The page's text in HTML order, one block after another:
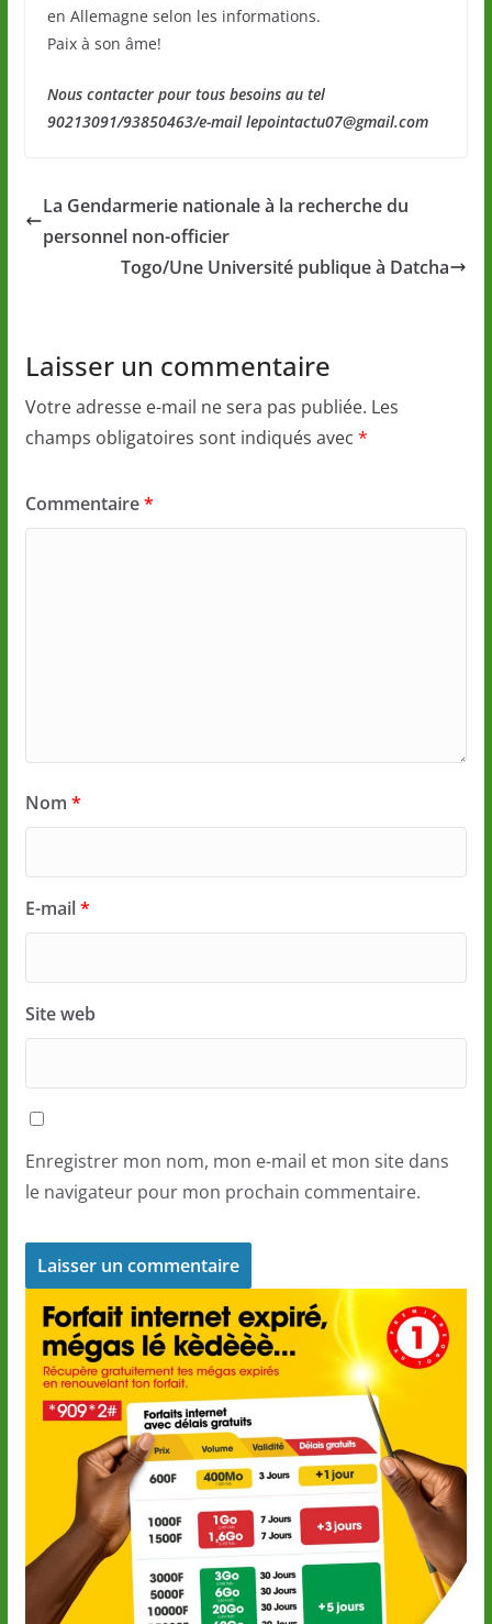
en Allemagne selon les informations.
Paix à son âme!
Nous contacter pour tous besoins au tel
90213091/93850463/e-mail lepointactu07@gmail.com
La Gendarmerie nationale à la recherche du
personnel non-officier
Togo/Une Université publique à Datcha
Laisser un commentaire
Votre adresse e-mail ne sera pas publiée. Les
champs obligatoires sont indiqués avec *
Commentaire*
Nom *
E-mail*
Site web
Enregistrer mon nom, mon e-mail et mon site dans
le navigateur pour mon prochain commentaire.